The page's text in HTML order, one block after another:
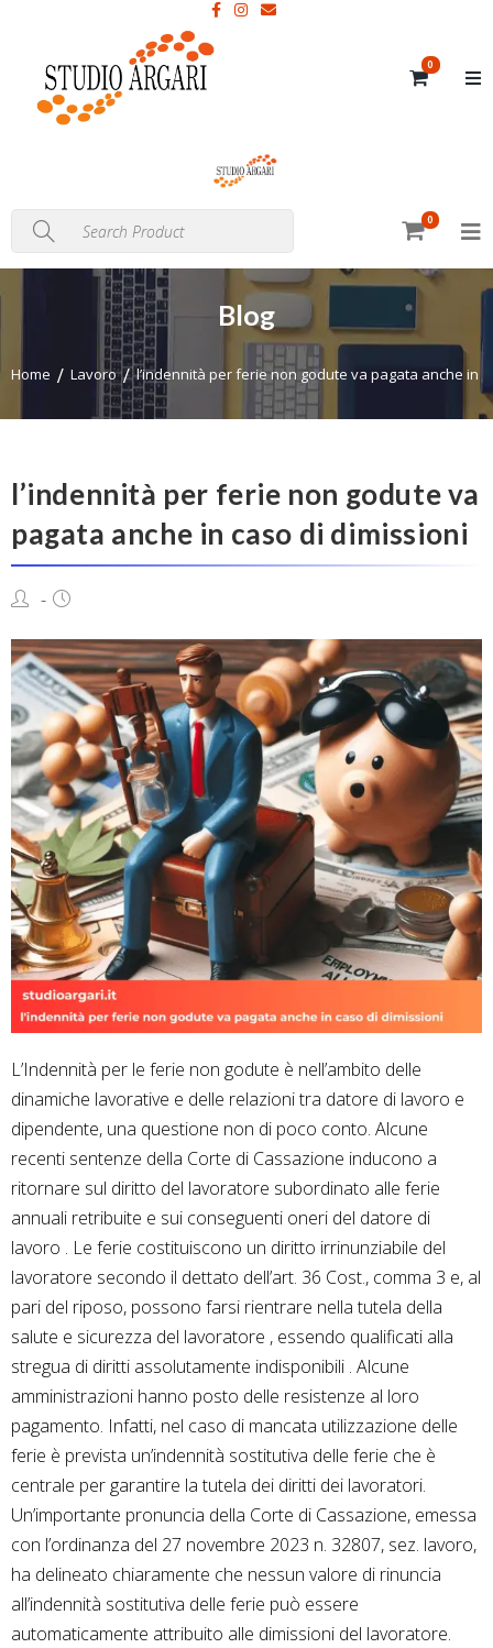
0
0
Blog
Home Lavoro l’indennità per ferie non godute va pagata anche in
l’indennità per ferie non godute va
pagata anche in caso di dimissioni
L’Indennità per le ferie non godute è nell’ambito delle
dinamiche lavorative e delle relazioni tra datore di lavoro e
dipendente, una questione non di poco conto. Alcune
recenti sentenze della Corte di Cassazione inducono a
ritornare sul diritto del lavoratore subordinato alle ferie
annuali retribuite e sui conseguenti oneri del datore di
lavoro . Le ferie costituiscono un diritto irrinunziabile del
lavoratore secondo il dettato dell’art. 36 Cost., comma 3 e, al
pari del riposo, possono farsi rientrare nella tutela della
salute e sicurezza del lavoratore , essendo qualificati alla
stregua di diritti assolutamente indisponibili . Alcune
amministrazioni hanno posto delle resistenze al loro
pagamento. Infatti, nel caso di mancata utilizzazione delle
ferie è prevista un’indennità sostitutiva delle ferie che è
centrale per garantire la tutela dei diritti dei lavoratori.
Un’importante pronuncia della Corte di Cassazione, emessa
con l’ordinanza del 27 novembre 2023 n. 32807, sez. lavoro,
ha delineato chiaramente che nessun valore di rinuncia
all’indennità sostitutiva delle ferie può essere
automaticamente attribuito alle dimissioni del lavoratore.